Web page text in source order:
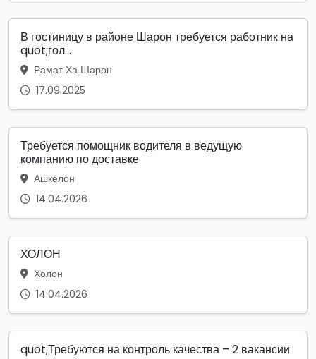
В гостиницу в районе Шарон требуется работник на
quot;гол...
Рамат Ха Шарон
17.09.2025
Требуется помощник водителя в ведущую
компанию по доставке
Ашкелон
14.04.2026
ХОЛОН
Холон
14.04.2026
quot;Требуются на контроль качества – 2 вакансии